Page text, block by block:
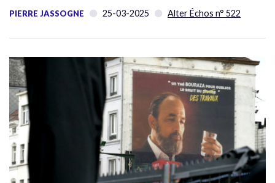
PIERRE JASSOGNE 25-03-2025 Alter Échos n° 522